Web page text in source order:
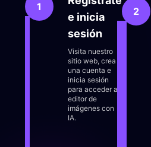
1
e inicia
sesión
Visita nuestro
sitio web, crea
una cuenta e
inicia sesión
para acceder al
editor de
imágenes con
IA.
2